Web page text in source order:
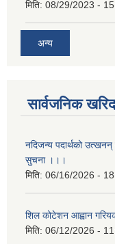
मिति: 08/29/2023 -
अन्य
सार्वजनिक
नदिजन्य पदार्थको उत्खनन्
सुचना ।।।
मिति: 06/16/2026 -
शिल कोटेशन आह्वान
मिति: 06/12/2026 -